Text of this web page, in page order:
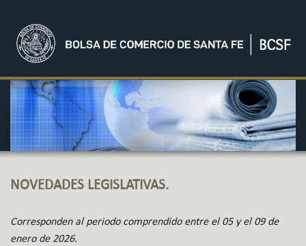
NOVEDADES LEGISLATIVAS.
Corresponden al periodo comprendido entre el 05 y el 09 de
enero de 2026.